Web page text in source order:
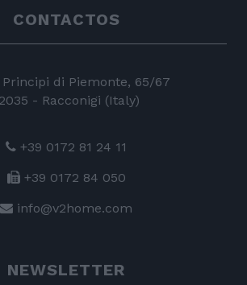
CONTACTOS
Principi di Piemonte, 65/67
- Racconigi (Italy)
+39 0172 81 24 11
+39 0172 84 050
info@v2home.com
NEWSLETTER